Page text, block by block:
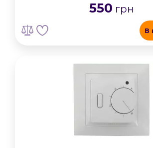
550 грн
В